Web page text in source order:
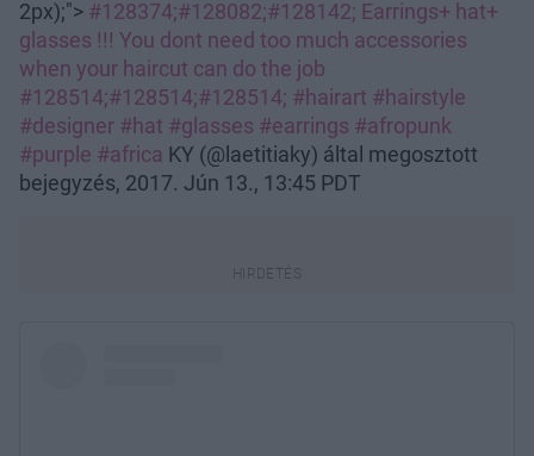
2px);"> #128374;#128082;#128142; Earrings+ hat+
glasses !!! You dont need too much accessories
when your haircut can do the job
#128514;#128514;#128514; #hairart #hairstyle
#designer #hat #glasses #earrings #afropunk
#purple #africa KY (@laetitiaky) által megosztott
bejegyzés, 2017. Jún 13., 13:45 PDT